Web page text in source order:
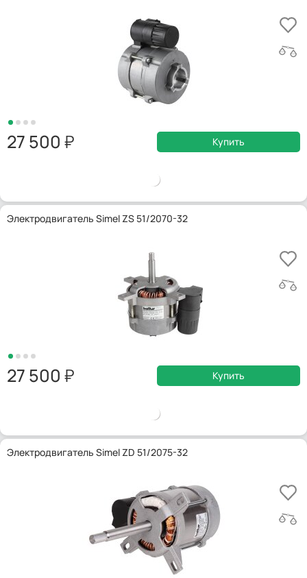
27 500 Купить
Электродвигатель Simel ZS 51/2070-32
27 500 Купить
Электродвигатель Simel ZD 51/2075-32